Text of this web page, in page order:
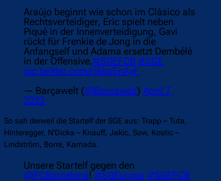
Araújo beginnt wie schon im Clásico als
Rechtsverteidiger, Eric spielt neben
Piqué in der Innenverteidigung, Gavi
rückt für Frenkie de Jong in die
Anfangself und Adama ersetzt Dembélé
in der Offensive.#SGEFCB #SGE
pic.twitter.com/rjBkqEnAyF
— Barçawelt (@Barcawelt) April 7,
2022
So sah derweil die Startelf der SGE aus: Trapp – Tuta,
Hinteregger, N’Dicka – Knauff, Jakic, Sow, Kostic –
Lindström, Borre, Kamada.
Unsere Startelf gegen den
@FCBarcelona! #SGEuropa #SGEFCB